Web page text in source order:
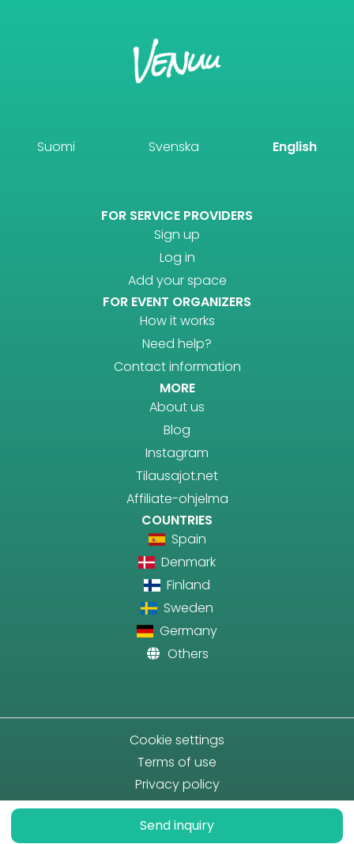
Send inquiry
Suomi Svenska English
FOR SERVICE PROVIDERS
Sign up
Log in
Add your space
FOR EVENT ORGANIZERS
How it works
Need help?
Contact information
MORE
About us
Blog
Instagram
Tilausajot.net
Affiliate-ohjelma
COUNTRIES
Spain
Denmark
Finland
Sweden
Germany
Others
Cookie settings
Terms of use
Privacy policy